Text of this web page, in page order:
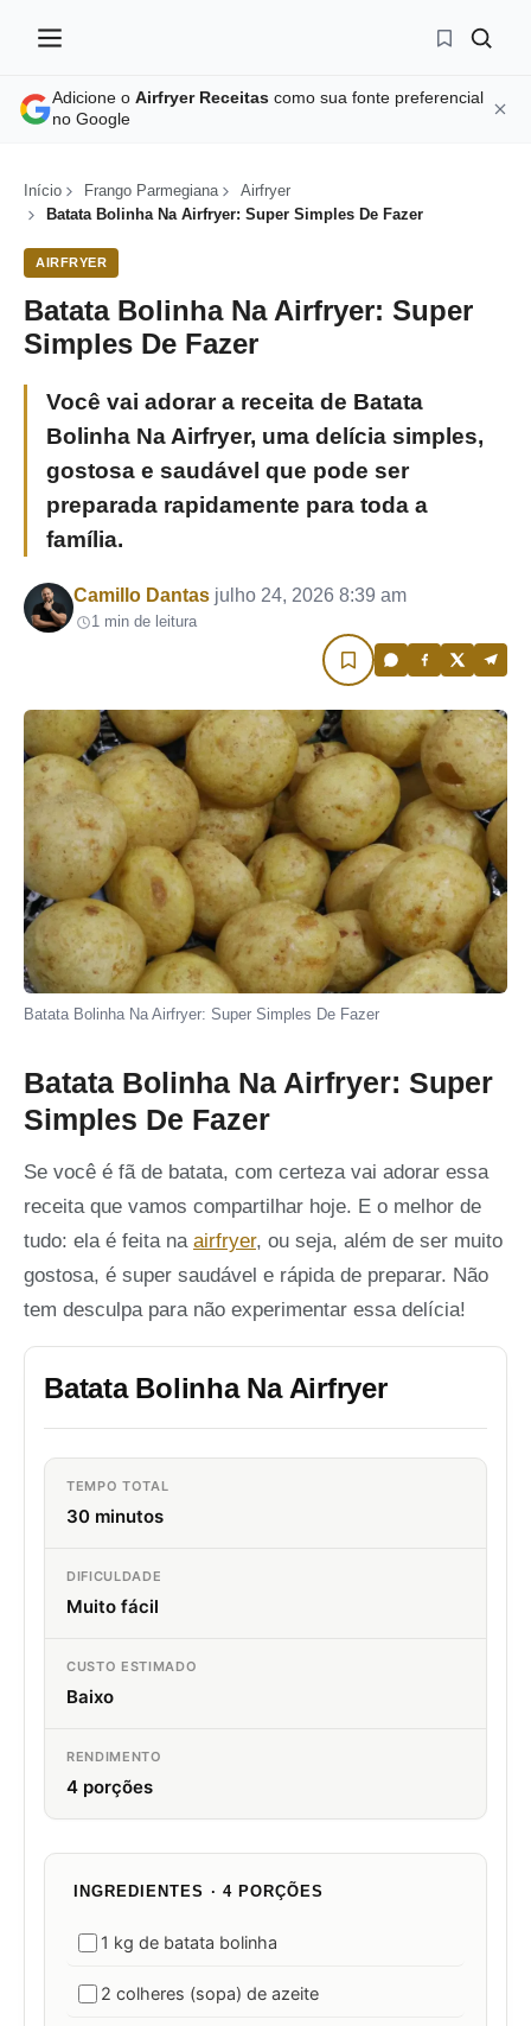
Adicione o Airfryer Receitas como sua fonte preferencial
no Google
Início Frango Parmegiana
Airfryer
Batata Bolinha Na Airfryer: Super Simples De Fazer
AIRFRYER
Batata Bolinha Na Airfryer: Super
Simples De Fazer
Você vai adorar a receita de Batata
Bolinha Na Airfryer, uma delícia simples,
gostosa e saudável que pode ser
preparada rapidamente para toda a
família.
Por
Camillo Dantas julho 24, 2026 8:39 am
1 min de leitura
Batata Bolinha Na Airfryer: Super Simples De Fazer
Batata Bolinha Na Airfryer: Super
Simples De Fazer
Se você é fã de batata, com certeza vai adorar essa
receita que vamos compartilhar hoje. E o melhor de
tudo: ela é feita na airfryer, ou seja, além de ser muito
gostosa, é super saudável e rápida de preparar. Não
tem desculpa para não experimentar essa delícia!
Batata Bolinha Na Airfryer
TEMPO TOTAL
30 minutos
DIFICULDADE
Muito fácil
CUSTO ESTIMADO
Baixo
RENDIMENTO
4 porções
INGREDIENTES · 4 PORÇÕES
1 kg de batata bolinha
2 colheres (sopa) de azeite